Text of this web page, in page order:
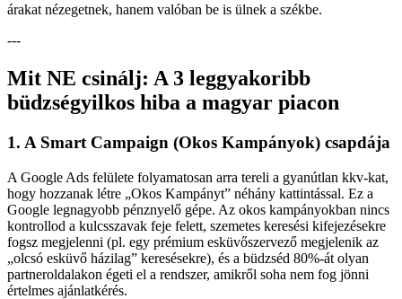
árakat nézegetnek, hanem valóban be is ülnek a székbe.
---
Mit NE csinálj: A 3 leggyakoribb
büdzségyilkos hiba a magyar piacon
1. A Smart Campaign (Okos Kampányok) csapdája
A Google Ads felülete folyamatosan arra tereli a gyanútlan kkv-kat,
hogy hozzanak létre „Okos Kampányt” néhány kattintással. Ez a
Google legnagyobb pénznyelő gépe. Az okos kampányokban nincs
kontrollod a kulcsszavak feje felett, szemetes keresési kifejezésekre
fogsz megjelenni (pl. egy prémium esküvőszervező megjelenik az
„olcsó esküvő házilag” keresésekre), és a büdzséd 80%-át olyan
partneroldalakon égeti el a rendszer, amikről soha nem fog jönni
értelmes ajánlatkérés.